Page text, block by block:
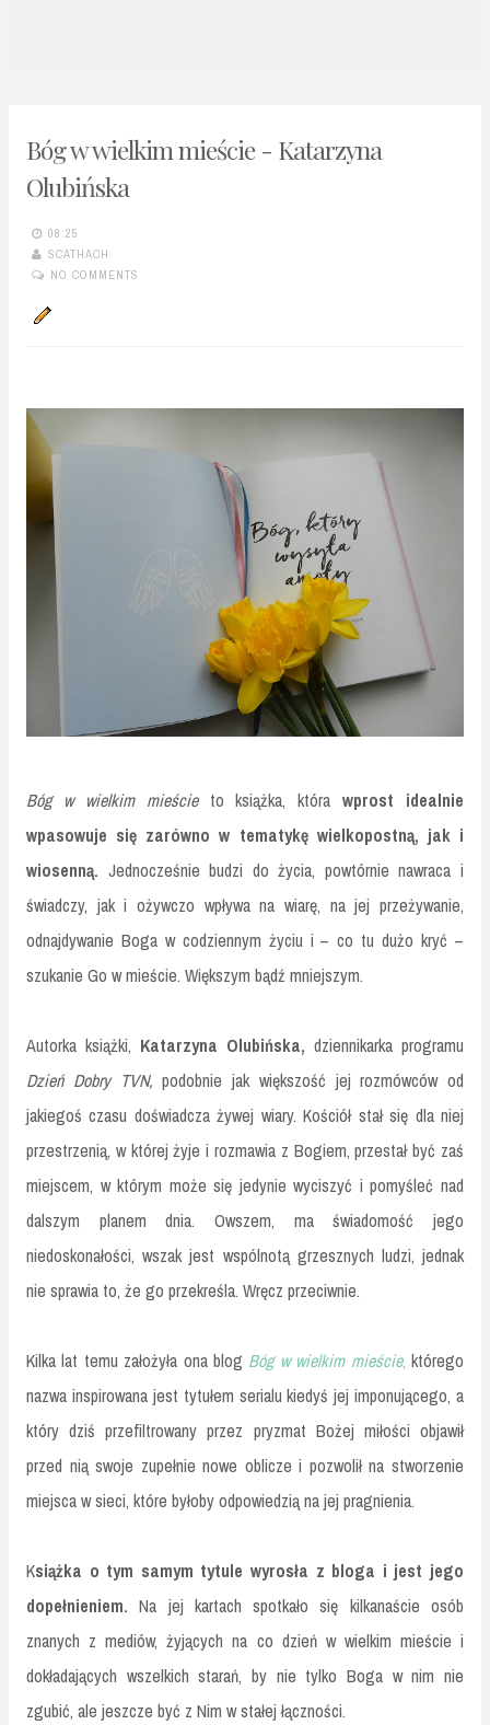
Bóg w wielkim mieście - Katarzyna
Olubińska
08:25
SCATHACH
NO COMMENTS
Bóg w wielkim mieście to książka, którawprost idealnie
wpasowuje się zarówno w tematykę wielkopostną, jak i
wiosenną. Jednocześnie budzi do życia, powtórnie nawraca i
świadczy, jak i ożywczo wpływa na wiarę, na jej przeżywanie,
odnajdywanie Boga w codziennym życiu i – co tu dużo kryć –
szukanie Go w mieście. Większym bądź mniejszym.
Autorka książki, Katarzyna Olubińska, dziennikarka programu
Dzień Dobry TVN,podobnie jak większość jej rozmówców od
jakiegoś czasu doświadcza żywej wiary. Kościół stał się dla niej
przestrzenią, w której żyje i rozmawia z Bogiem, przestał być zaś
miejscem, w którym może się jedynie wyciszyć i pomyśleć nad
dalszym planem dnia. Owszem, ma świadomość jego
niedoskonałości, wszak jest wspólnotą grzesznych ludzi, jednak
nie sprawia to, że go przekreśla. Wręcz przeciwnie.
Kilka lat temu założyła ona blog Bóg w wielkim mieście,którego
nazwa inspirowana jest tytułem serialu kiedyś jej imponującego, a
który dziś przefiltrowany przez pryzmat Bożej miłości objawił
przed nią swoje zupełnie nowe oblicze i pozwolił na stworzenie
miejsca w sieci, które byłoby odpowiedzią na jej pragnienia.
Książka o tym samym tytule wyrosła z bloga i jest jego
dopełnieniem. Na jej kartach spotkało się kilkanaście osób
znanych z mediów, żyjących na co dzień w wielkim mieście i
dokładających wszelkich starań, by nie tylko Boga w nim nie
zgubić, ale jeszcze być z Nim w stałej łączności.